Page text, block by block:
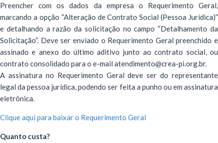
Preencher com os dados da empresa o Requerimento Geral,
marcando a opção “Alteração de Contrato Social (Pessoa Jurídica)”
e detalhando a razão da solicitação no campo “Detalhamento da
Solicitação”. Deve ser enviado o Requerimento Geral preenchido e
assinado e anexo do último aditivo junto ao contrato social, ou
contrato consolidado para o e-mail atendimento@crea-pi.org.br.
A assinatura no Requerimento Geral deve ser do representante
legal da pessoa jurídica, podendo ser feita a punho ou em assinatura
eletrônica.
Clique aqui para baixar o Requerimento Geral
Quanto custa?